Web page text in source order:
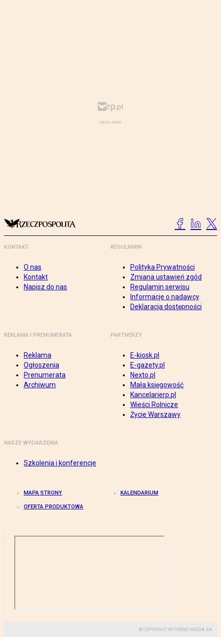
KONTAKT
O nas
Kontakt
Napisz do nas
REGULAMIN
Polityka Prywatności
Zmiana ustawień zgód
Regulamin serwisu
Informacje o nadawcy
Deklaracja dostępności
REKLAMA I PRENUMERATA
Reklama
Ogłoszenia
Prenumerata
Archiwum
PARTNERZY
E-kiosk.pl
E-gazety.pl
Nexto.pl
Mała księgowość
Kancelarierp.pl
Wieści Rolnicze
Życie Warszawy
NASZE WYDARZENIA
Szkolenia i konferencje
MAPA STRONY KALENDARIUM
OFERTA PRODUKTOWA
© COPYRIGHT BY GREMI MEDIA SA